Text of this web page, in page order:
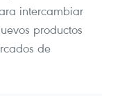
intercambiar
productos
de